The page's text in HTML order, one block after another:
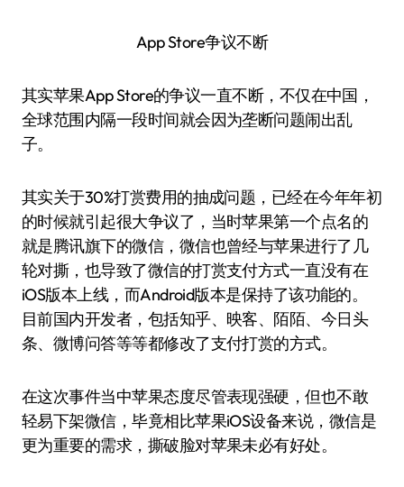
App Store争议不断
其实苹果App Store的争议一直不断，不仅在中国，
全球范围内隔一段时间就会因为垄断问题闹出乱
子。
其实关于30%打赏费用的抽成问题，已经在今年年初
的时候就引起很大争议了，当时苹果第一个点名的
就是腾讯旗下的微信，微信也曾经与苹果进行了几
轮对撕，也导致了微信的打赏支付方式一直没有在
iOS版本上线，而Android版本是保持了该功能的。
目前国内开发者，包括知乎、映客、陌陌、今日头
条、微博问答等等都修改了支付打赏的方式。
在这次事件当中苹果态度尽管表现强硬，但也不敢
轻易下架微信，毕竟相比苹果iOS设备来说，微信是
更为重要的需求，撕破脸对苹果未必有好处。